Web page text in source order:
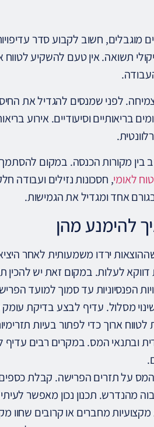
מוגבלים, חשוב לקבוע סדר
תשואה. אין טעם להשקיע
לפני שמנסים להגדיל את
בריאותיים וסיעודיים. אירוע
בין מקורות הכנסה. במקום
לאומי, חסכונות נזילים ועבודה
אחד ומגדיל את הגמישות.
להימנע מהן
ירדו משמעותית לאחר
דווקא לעלות. במקום זאת יש
הפנסיוניות עד סמוך למועד
מסלול. עדיף לבצע בדיקת
ארוך כדי לפתור בעיות
ובתנאי המס. במקרים רבים עדיף
על תזרים הפרישה. קבלת כספים
מהנדרש. תכנון נכון מאפשר
מחברים או קרובים